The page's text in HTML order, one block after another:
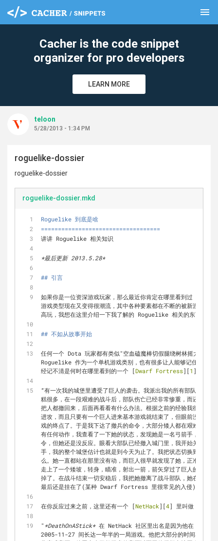
menu
Cacher is the code snippet
organizer for pro developers
LEARN MORE
teloon
5/28/2013 - 1:34 PM
roguelike-dossier
roguelike-dossier
roguelike-dossier.mkd
Roguelike 到底是啥
===================================
讲讲 Roguelike 相关知识
*最后更新 2013.5.28*
## 引言
如果你是一位资深游戏玩家，那么最近你肯定在哪里看到过
游戏类型现在又变得很潮流，其中各种要素都在不断的被新游戏借
高玩，我想在这里介绍一下我了解的 Roguelike 相关的东西。文
## 不如从故事开始
任何一个 Dota 玩家都有类似"空血磕魔棒切假腿绕树林摇大五杀"
Roguelike 作为一个单机游戏类别，也有很多让人能够记住很久的
经记不清是何时在哪里看到的一个 [Dwarf Fortress][1 ] 里发生
“有一次我的城堡里遭受了巨人的袭击。我派出我的所有部队守卫在
糕很多，在一段艰难的战斗后，部队伤亡已经非常惨重，而还有一
把人都撤回来，后面再看看有什么办法。根据之前的经验我很明白
进攻，而且只要有一个巨人进来基本游戏就结束了，但眼前没有什
戏的终点了。于是我下达了撤兵的命令，大部分矮人都在艰难的往
有任何动作，我查看了一下她的状态，发现她是一名弓箭手，在性
令，但她还是没反应。眼看大部队已经撤入城门里，我开始关闭大
手，我的整个城堡估计也就是到今天为止了。我把状态切换到外面
么。她一直都站在那里没有动，而巨人很早就发现了她，正准备过
走上了一个矮坡，转身，瞄准，射出一箭，箭矢穿过了巨人的头盔
掉了。在战斗结束一切安稳后，我把她撤离了战斗部队，她在我的
最后还是挂在了(某种 Dwarf Fortress 里很常见的入侵)上。”
在你反应过来之前，这里还有一个 [NetHack][4] 里叫做 [
" *DeathOnAStick* 在 NetHack 社区里出名是因为他在
2005-11-27 间长达一年半的一局游戏。他把大部分的时间花在了
clear